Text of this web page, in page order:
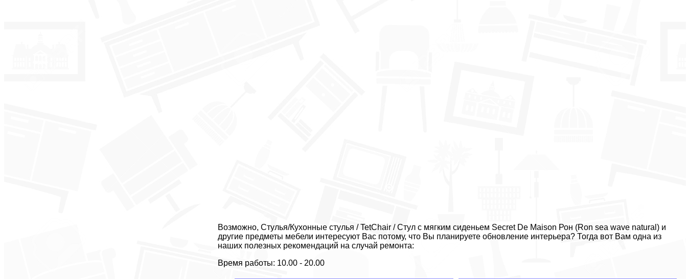
Возможно, Стулья/Кухонные стулья / TetChair / Стул с мягким сиденьем Secret De Maison Рон (Ron sea wave natural) и
другие предметы мебели интересуют Вас потому, что Вы планируете обновление интерьера? Тогда вот Вам одна из
наших полезных рекомендаций на случай ремонта:
Время работы: 10.00 - 20.00